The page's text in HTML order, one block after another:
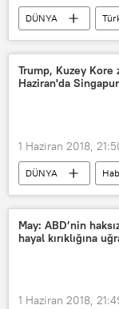
DÜNYA
TÜRKİYE
Ulaşım
Trump, Kuzey Kore
Haziran'da
1 Haziran 2018,
DÜNYA
Kuzey Kore
Kim Yong-chol
Mektup
May: ABD’nin
hayal kırıklığına
1 Haziran 2018,